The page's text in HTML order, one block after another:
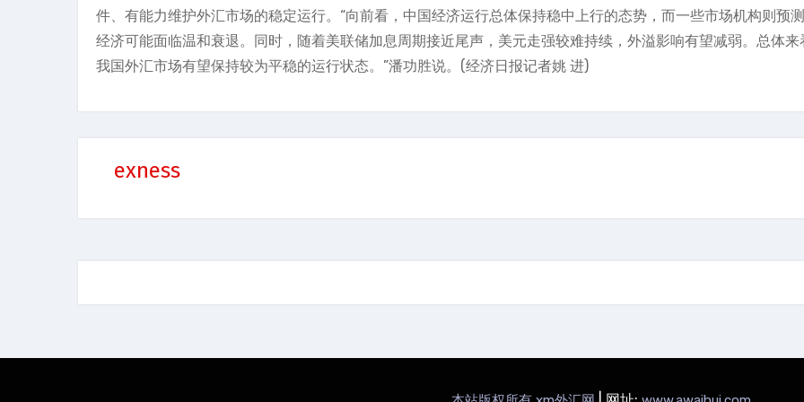
件、有能力维护外汇市场的稳定运行。“向前看，中国经济运行总体保持稳中上行的态势，而一些市场机构则预
经济可能面临温和衰退。同时，随着美联储加息周期接近尾声，美元走强较难持续，外溢影响有望减弱。总体来
我国外汇市场有望保持较为平稳的运行状态。”潘功胜说。(经济日报记者姚 进)
exness